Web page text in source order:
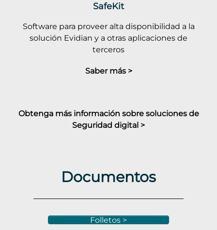
SafeKit
Software para proveer alta disponibilidad a la
solución Evidian y a otras aplicaciones de
terceros
Saber más >
Obtenga más información sobre soluciones de
Seguridad digital >
Documentos
Folletos >